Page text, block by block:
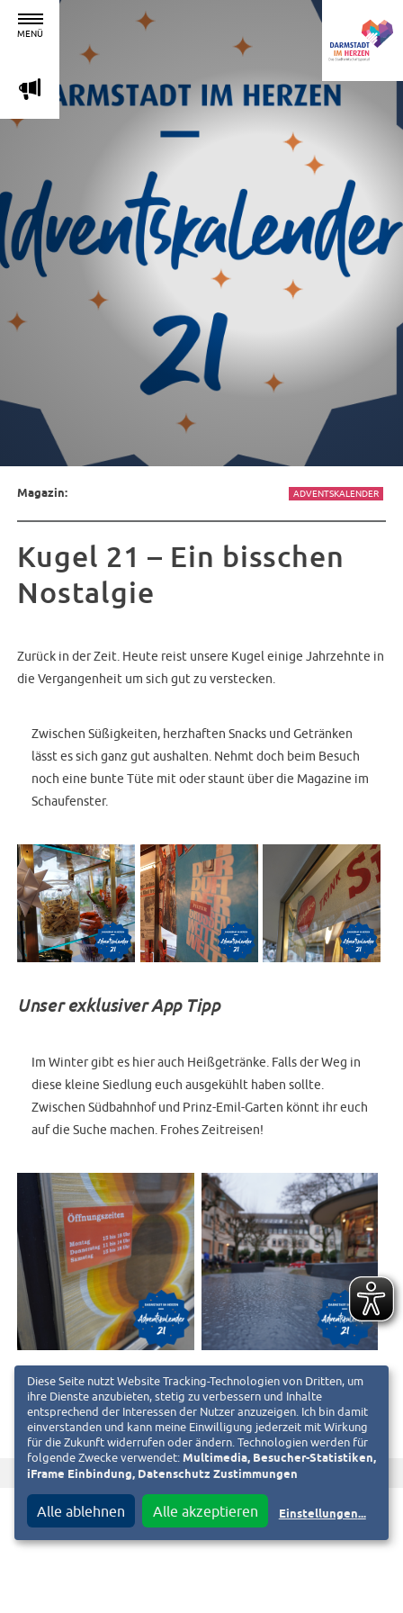
MENÜ
m
Magazin: ADVENTSKALENDER
Kugel 21 – Ein bisschen
Nostalgie
Zurück in der Zeit. Heute reist unsere Kugel einige Jahrzehnte in
die Vergangenheit um sich gut zu verstecken.
Zwischen Süßigkeiten, herzhaften Snacks und Getränken
lässt es sich ganz gut aushalten. Nehmt doch beim Besuch
noch eine bunte Tüte mit oder staunt über die Magazine im
Schaufenster.
Unser exklusiver App Tipp
Im Winter gibt es hier auch Heißgetränke. Falls der Weg in
diese kleine Siedlung euch ausgekühlt haben sollte.
Zwischen Südbahnhof und Prinz-Emil-Garten könnt ihr euch
auf die Suche machen. Frohes Zeitreisen!
Diesen Beitrag teilen auf f T
Diese Seite nutzt Website Tracking-Technologien von Dritten, um
ihre Dienste anzubieten, stetig zu verbessern und Inhalte
entsprechend der Interessen der Nutzer anzuzeigen. Ich bin damit
einverstanden und kann meine Einwilligung jederzeit mit Wirkung
für die Zukunft widerrufen oder ändern. Technologien werden für
folgende Zwecke verwendet: Multimedia, Besucher-Statistiken,
iFrame Einbindung, Datenschutz Zustimmungen
Alle ablehnen Alle akzeptieren Einstellungen...